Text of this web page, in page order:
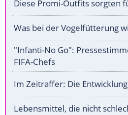
Diese Promi-Outfits sorgten
Was bei der Vogelfütterung
"Infanti-No Go":
FIFA-Chefs
Im Zeitraffer: Die
Lebensmittel, die nicht